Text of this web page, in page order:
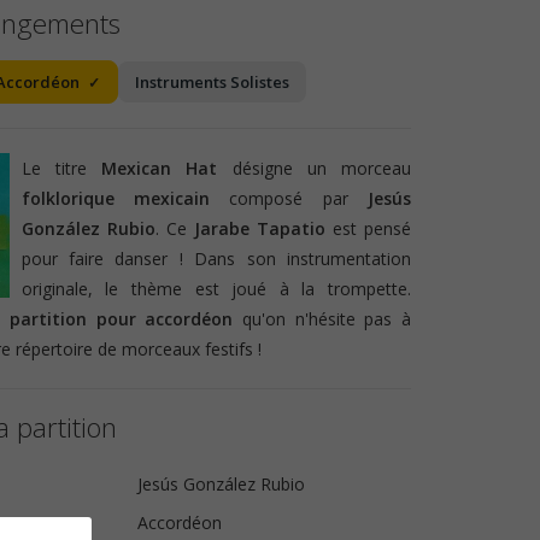
Instruments Solistes
Le titre Mexican Hat désigne un morceau
folklorique mexicain composé par
Jesús
González Rubio. Ce Jarabe Tapatio est pensé
pour faire danser ! Dans son instrumentation
originale, le thème est joué à la trompette.
partition pour accordéon qu'on n'hésite pas à
répertoire de morceaux festifs !
partition
Jesús González Rubio
Accordéon